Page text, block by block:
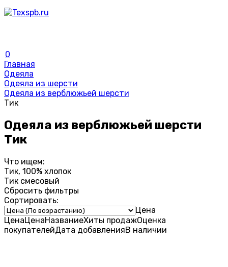
0
Главная
Одеяла
Одеяла из шерсти
Одеяла из верблюжьей шерсти
Тик
Одеяла из верблюжьей шерсти
Тик
Что ищем:
Тик, 100% хлопок
Тик смесовый
Сбросить фильтры
Сортировать:
Цена
ЦенаЦенаНазваниеХиты продажОценка
покупателейДата добавленияВ наличии